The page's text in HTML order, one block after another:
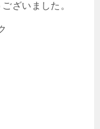
ざいました。